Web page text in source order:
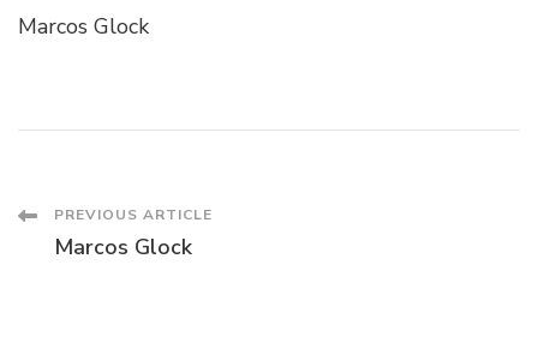
Marcos Glock
Post
PREVIOUS ARTICLE
Marcos Glock